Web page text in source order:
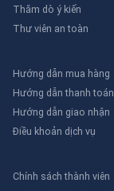
Thăm dò ý kiến
Thư viên an toàn
Hướng dẫn mua hàng
Hướng dẫn thanh toán
Hướng dẫn giao nhận
Điều khoản dịch vụ
Chính sách thành viên